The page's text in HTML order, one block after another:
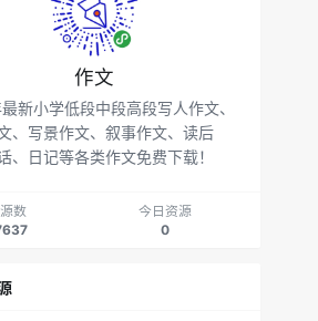
作文
新小学低段中段高段写人作文、
、写景作文、叙事作文、读后
、日记等各类作文免费下载！
数
今日资源
0